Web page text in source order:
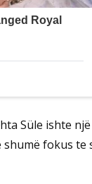
Süle ishte
fokus te